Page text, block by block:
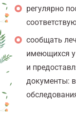
регулярно
сообщать
имеющихся у
и
документы: